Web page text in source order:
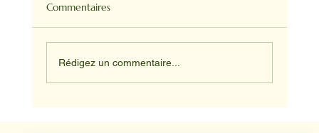
Commentaires
Rédigez un commentaire...